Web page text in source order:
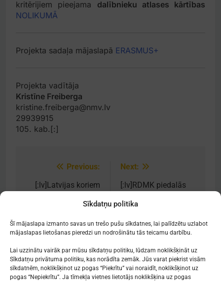
Sīkdatņu politika
Šī mājaslapa izmanto savas un trešo pušu sīkdatnes, lai palīdzētu uzlabot
mājaslapas lietošanas pieredzi un nodrošinātu tās teicamu darbību.
Lai uzzinātu vairāk par mūsu sīkdatņu politiku, lūdzam noklikšķināt uz
Sīkdatņu privātuma politiku, kas norādīta zemāk. Jūs varat piekrist visām
sīkdatnēm, noklikšķinot uz pogas “Piekrītu” vai noraidīt, noklikšķinot uz
pogas “Nepiekrītu”. Ja tīmekļa vietnes lietotājs noklikšķina uz pogas
kritērijiem pieejama dalībnieku atlases kārtības
NOLIKUMĀ
Projekta sadaļa mājaslapā ERASMUS+
Projekta vadītāja
Kristīne Freiberga
kristine.freiberga@nmv.lv
29939915
105. kab.[:]
navigation
Previous:
[:lv]Latvijas koriem
starptautiskos
konkursos[:]
Next:
[:lv]RDMK piedalās
MEA” prezentācijā[:]
Mākslu izglītības kompetences centrs